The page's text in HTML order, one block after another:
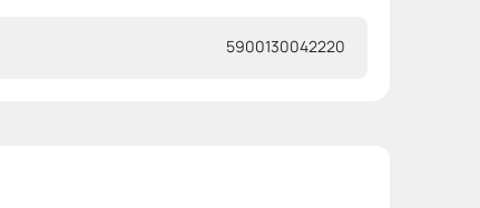
5900130042220